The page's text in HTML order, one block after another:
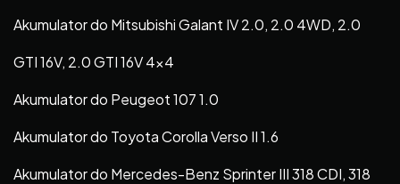
Akumulator do Mitsubishi Galant IV 2.0, 2.0 4WD, 2.0
GTI 16V, 2.0 GTI 16V 4×4
Akumulator do Peugeot 107 1.0
Akumulator do Toyota Corolla Verso II 1.6
Akumulator do Mercedes-Benz Sprinter III 318 CDI, 318